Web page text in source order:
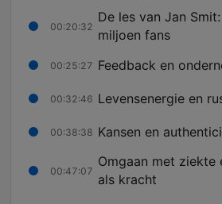
00:20:32
De les van Jan
miljoen fans
00:25:27 Feedback en
00:32:46 Levensenergie en
00:38:38 Kansen en
00:47:07
Omgaan met ziekte
als kracht